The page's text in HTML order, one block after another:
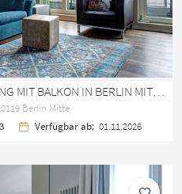
Berlin Mitte
3 Verfügbar ab: 01.11.2026